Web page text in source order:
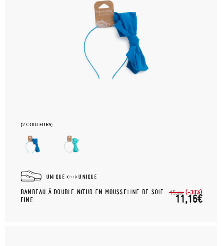
(2 COULEURS)
UNIQUE UNIQUE
BANDEAU À DOUBLE NŒUD EN MOUSSELINE DE SOIE
FINE
15,95€ (-30%)
11,16€